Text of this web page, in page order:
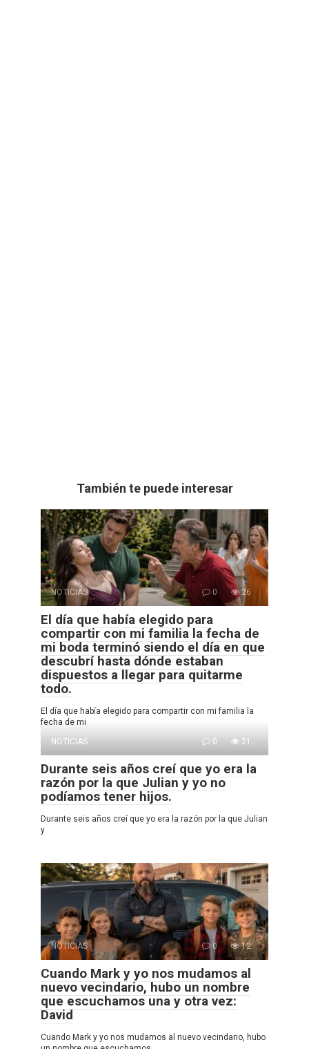
También te puede interesar
NOTICIAS 0 26
El día que había elegido para
compartir con mi familia la fecha de
mi boda terminó siendo el día en que
descubrí hasta dónde estaban
dispuestos a llegar para quitarme
todo.
El día que había elegido para compartir con mi familia la
fecha de mi
NOTICIAS
0 21
Durante seis años creí que yo era la
razón por la que Julian y yo no
podíamos tener hijos.
Durante seis años creí que yo era la razón por la que Julian
y
NOTICIAS 0 12
Cuando Mark y yo nos mudamos al
nuevo vecindario, hubo un nombre
que escuchamos una y otra vez:
David
Cuando Mark y yo nos mudamos al nuevo vecindario, hubo